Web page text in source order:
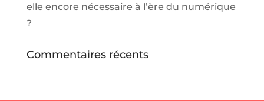
elle encore nécessaire à l’ère du numérique
?
Commentaires récents